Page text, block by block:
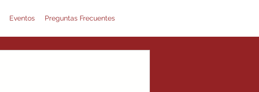
Eventos Preguntas Frecuentes